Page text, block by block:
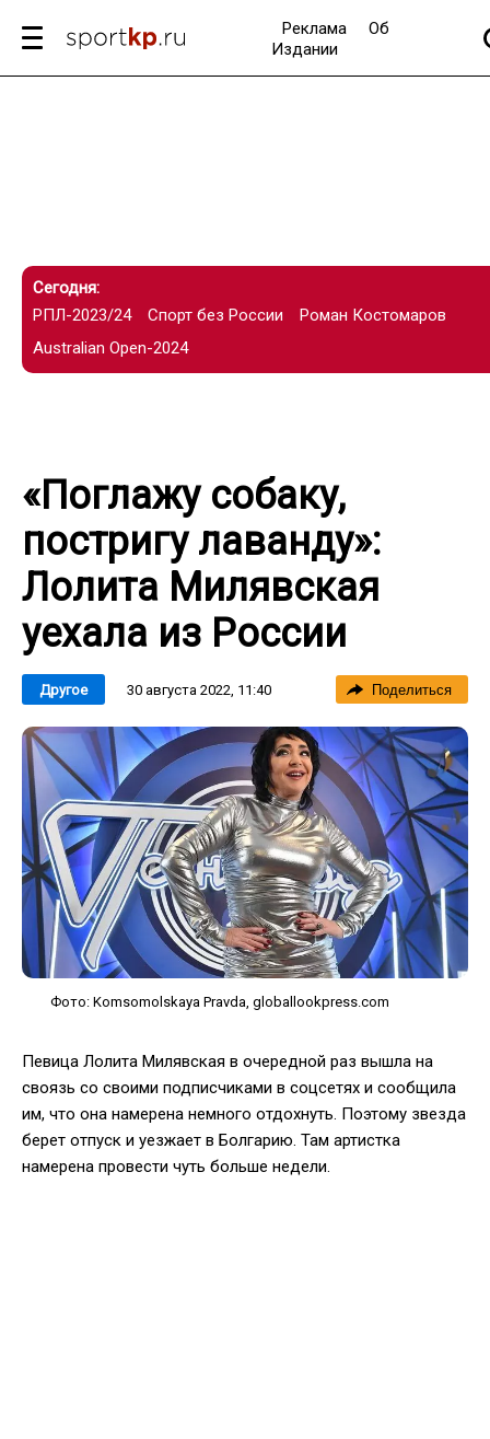
Реклама
Об
Издании
Сегодня:
РПЛ-2023/24
Спорт без России
Роман Костомаров
Australian Open-2024
«Поглажу собаку,
постригу лаванду»:
Лолита Милявская
уехала из России
Другое 30 августа 2022, 11:40 Поделиться
Фото: Komsomolskaya Pravda, globallookpress.com
Певица Лолита Милявская в очередной раз вышла на
своязь со своими подписчиками в соцсетях и сообщила
им, что она намерена немного отдохнуть. Поэтому звезда
берет отпуск и уезжает в Болгарию. Там артистка
намерена провести чуть больше недели.